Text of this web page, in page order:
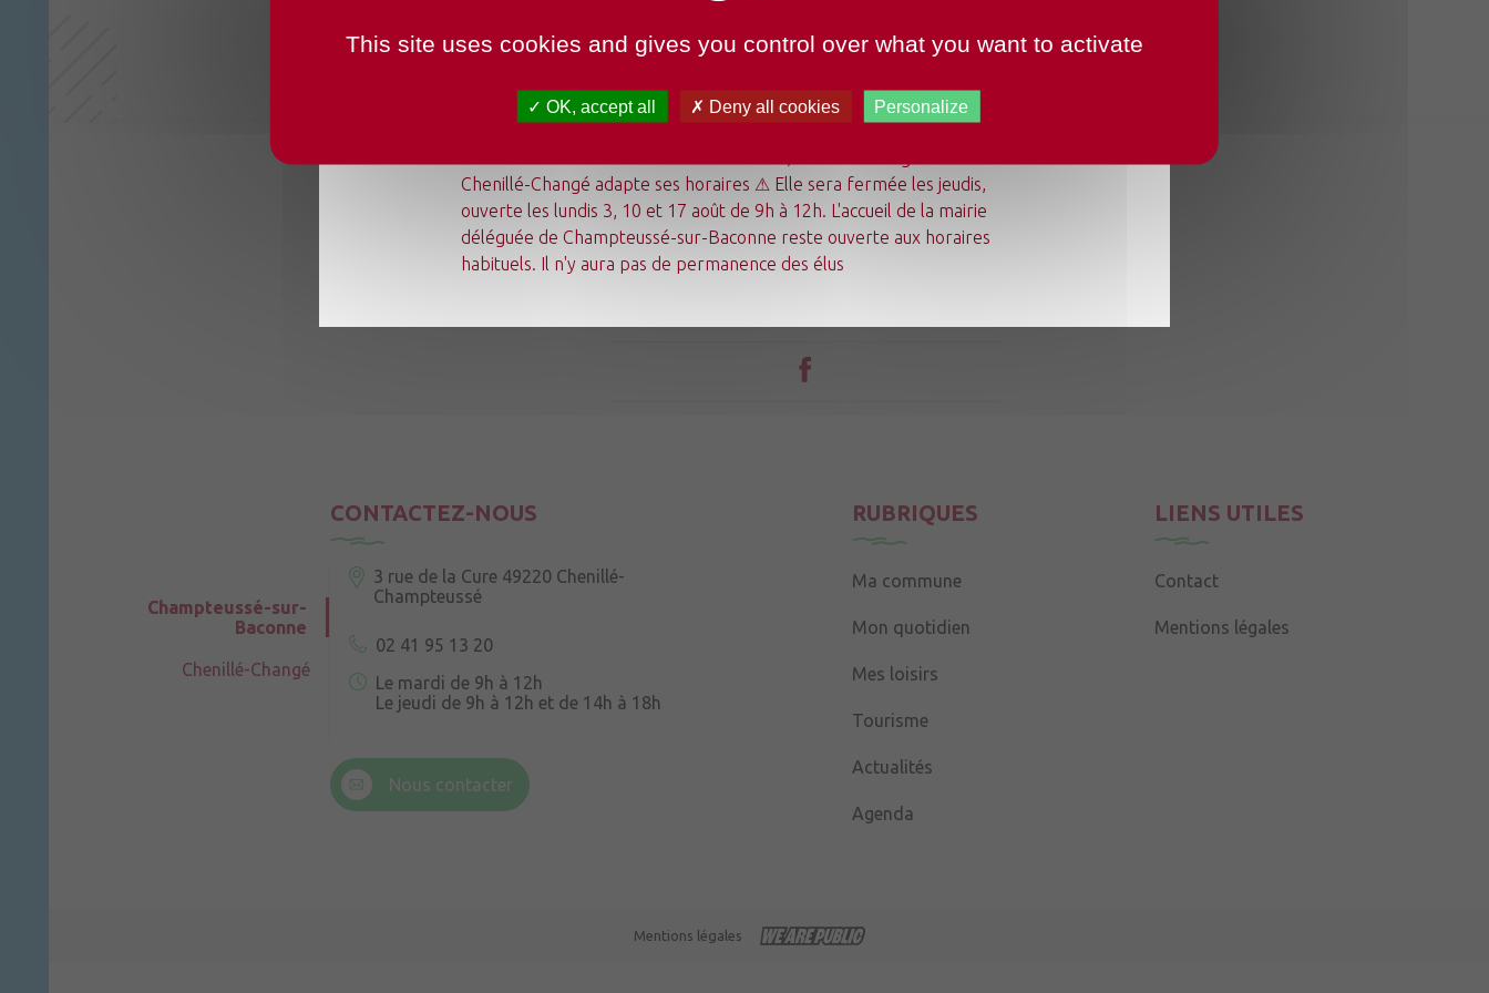
Ma commune
Mon quotidien
Mes loisirs
Tourisme
CONTACTEZ-NOUS
Champteussé-sur-
Baconne
Chenillé-Changé
3 rue de la Cure 49220 Chenillé-
Champteussé
02 41 95 13 20
Le mardi de 9h à 12h
Le jeudi de 9h à 12h et de 14h à 18h
Nous contacter
RUBRIQUES
Ma commune
Mon quotidien
Mes loisirs
Tourisme
Actualités
Agenda
LIENS UTILES
Contact
Mentions légales
Mentions légales
Chenillé-Changé adapte ses horaires ⚠ Elle sera fermée les jeudis,
ouverte les lundis 3, 10 et 17 août de 9h à 12h. L'accueil de la mairie
déléguée de Champteussé-sur-Baconne reste ouverte aux horaires
habituels. Il n'y aura pas de permanence des élus
This site uses cookies and gives you control over what you want to activate
OK, accept all Deny all cookies Personalize